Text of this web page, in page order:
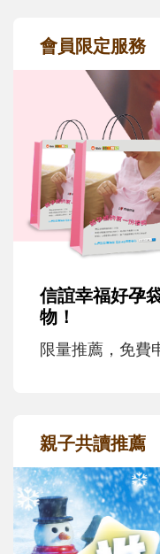
會員限定服務
信誼幸福好孕
物！
限量推薦，免費
親子共讀推薦